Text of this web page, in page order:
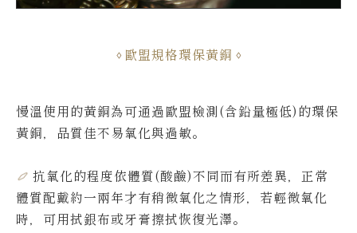
歐盟規格環保黃銅
慢溫使用的黃銅為可通過歐盟檢測(含鉛量極低)的環保
黃銅，品質佳不易氧化與過敏。
抗氧化的程度依體質(酸鹼)不同而有所差異， 正常
體質配戴約一兩年才有稍微氧化之情形，若輕微氧化
時，可用拭銀布或牙膏擦拭恢復光澤。